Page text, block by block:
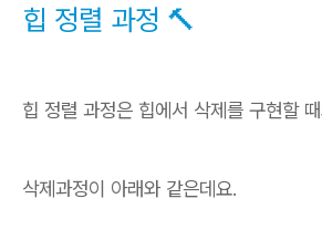
힙 정렬 과정 🔨
힙 정렬 과정은 힙에서 삭제를 구현할
삭제과정이 아래와 같은데요.